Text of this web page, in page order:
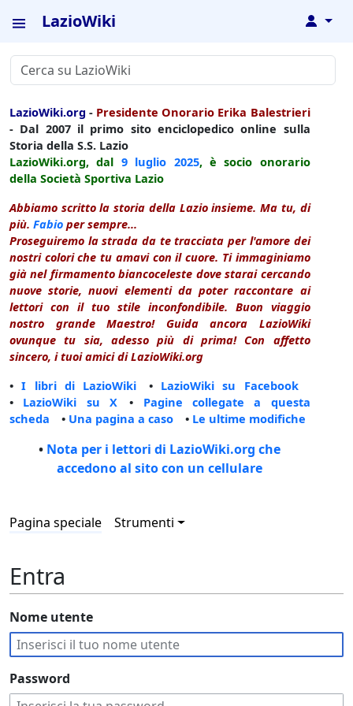
LazioWiki ↓
LazioWiki.org - Presidente Onorario Erika Balestrieri
- Dal 2007 il primo sito enciclopedico online sulla
Storia della S.S. Lazio
LazioWiki.org, dal 9 luglio 2025, è socio onorario
della Società Sportiva Lazio
Abbiamo scritto la storia della Lazio insieme. Ma tu, di
più. Fabio per sempre...
Proseguiremo la strada da te tracciata per l'amore dei
nostri colori che tu amavi con il cuore. Ti immaginiamo
già nel firmamento biancoceleste dove starai cercando
nuove storie, nuovi elementi da poter raccontare ai
lettori con il tuo stile inconfondibile. Buon viaggio
nostro grande Maestro! Guida ancora LazioWiki
ovunque tu sia, adesso più di prima! Con affetto
sincero, i tuoi amici di LazioWiki.org
•I libri di LazioWiki • LazioWiki su Facebook
• LazioWiki su X • Pagine collegate a questa
scheda • Una pagina a caso • Le ultime modifiche
• Nota per i lettori di LazioWiki.org che
accedono al sito con un cellulare
Pagina speciale Strumenti
Entra
Nome utente
Password